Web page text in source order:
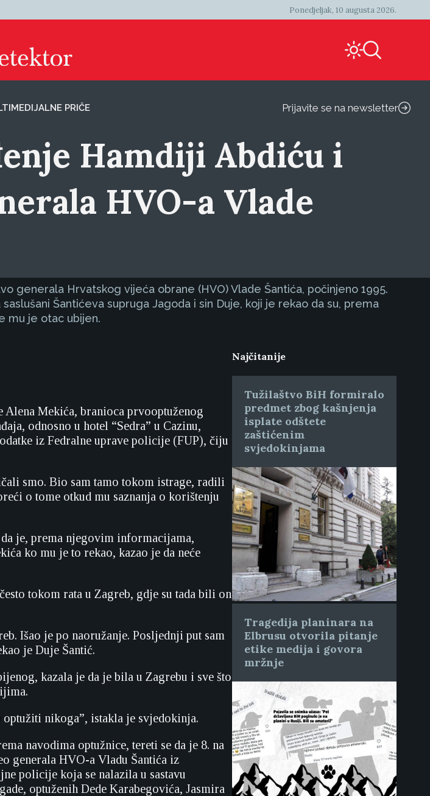
Ponedjeljak, 10 augusta 2026.
PRIČE Prijavite se na newsletter
Hamdiji Abdiću i
HVO-a Vlade
generala Hrvatskog vijeća obrane (HVO) Vlade Šantića, počinjeno 1995.
Šantićeva supruga Jagoda i sin Duje, koji je rekao da su, prema
mu je otac ubijen.
Mekića, branioca prvooptuženog
odnosno u hotel “Sedra” u Cazinu,
iz Fedralne uprave policije (FUP), čiju
smo. Bio sam tamo tokom istrage, radili
o tome otkud mu saznanja o korištenju
je, prema njegovim informacijama,
ko mu je to rekao, kazao je da neće
tokom rata u Zagreb, gdje su tada bili on
Išao je po naoružanje. Posljednji put sam
je Duje Šantić.
kazala je da je bila u Zagrebu i sve što
nikoga”, istakla je svjedokinja.
navodima optužnice, tereti se da je 8. na
generala HVO-a Vladu Šantića iz
policije koja se nalazila u sastavu
optuženih Dede Karabegovića, Jasmira
Najčitanije
Tužilaštvo BiH formiralo
predmet zbog kašnjenja
isplate odštete
zaštićenim
svjedokinjama
Tragedija planinara na
Elbrusu otvorila pitanje
etike medija i govora
mržnje